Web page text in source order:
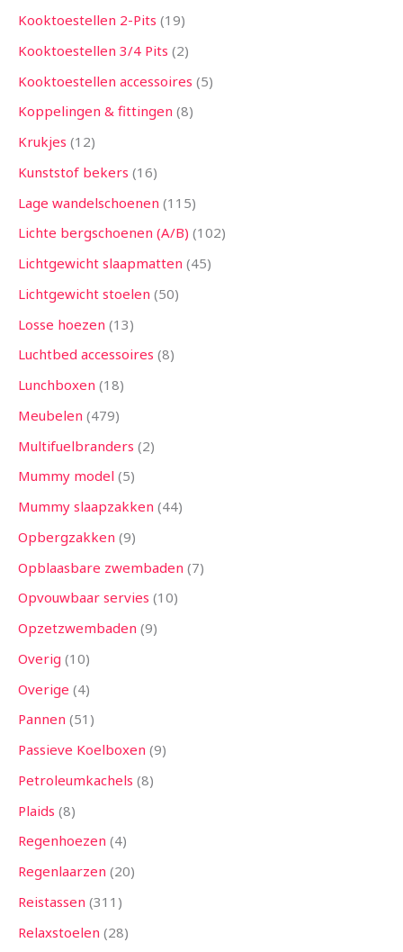
Kooktoestellen 2-Pits 19
Kooktoestellen 3/4 Pits 2
Kooktoestellen accessoires 5
Koppelingen & fittingen 8
Krukjes 12
Kunststof bekers 16
Lage wandelschoenen 115
Lichte bergschoenen (A/B) 102
Lichtgewicht slaapmatten 45
Lichtgewicht stoelen 50
Losse hoezen 13
Luchtbed accessoires 8
Lunchboxen 18
Meubelen 479
Multifuelbranders 2
Mummy model 5
Mummy slaapzakken 44
Opbergzakken 9
Opblaasbare zwembaden 7
Opvouwbaar servies 10
Opzetzwembaden 9
Overig 10
Overige 4
Pannen 51
Passieve Koelboxen 9
Petroleumkachels 8
Plaids 8
Regenhoezen 4
Regenlaarzen 20
Reistassen 311
Relaxstoelen 28